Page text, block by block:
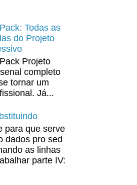
Todas as
do Projeto
Projeto
completo
tornar um
Já...
para que serve
dados pro sed
as linhas
parte IV: